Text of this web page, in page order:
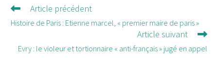
Lire
d'autres
Article précédent
Histoire de Paris : Etienne marcel, « premier maire de paris »
Article suivant
Evry : le violeur et tortionnaire « anti-français » jugé en appel